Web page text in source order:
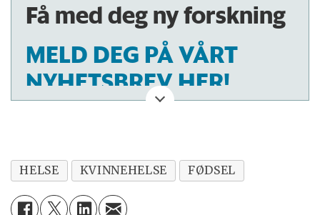
Få med deg ny forskning
MELD DEG PÅ VÅRT
NYHETSBREV HER!
HELSE KVINNEHELSE FØDSEL